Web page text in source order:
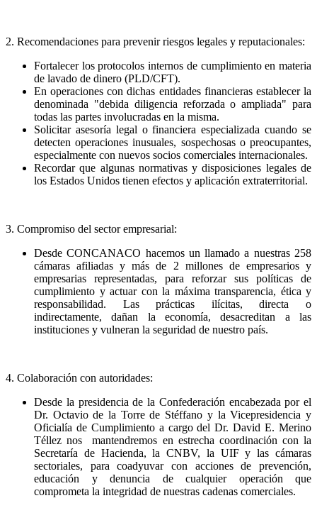
2. Recomendaciones para prevenir riesgos legales y reputacionales:
Fortalecer los protocolos internos de cumplimiento en materia
de lavado de dinero (PLD/CFT).
En operaciones con dichas entidades financieras establecer la
denominada "debida diligencia reforzada o ampliada" para
todas las partes involucradas en la misma.
Solicitar asesoría legal o financiera especializada cuando se
detecten operaciones inusuales, sospechosas o preocupantes,
especialmente con nuevos socios comerciales internacionales.
Recordar que algunas normativas y disposiciones legales de
los Estados Unidos tienen efectos y aplicación extraterritorial.
3. Compromiso del sector empresarial:
Desde CONCANACO hacemos un llamado a nuestras 258
cámaras afiliadas y más de 2 millones de empresarios y
empresarias representadas, para reforzar sus políticas de
cumplimiento y actuar con la máxima transparencia, ética y
responsabilidad. Las prácticas ilícitas, directa o
indirectamente, dañan la economía, desacreditan a las
instituciones y vulneran la seguridad de nuestro país.
4. Colaboración con autoridades:
Desde la presidencia de la Confederación encabezada por el
Dr. Octavio de la Torre de Stéffano y la Vicepresidencia y
Oficialía de Cumplimiento a cargo del Dr. David E. Merino
Téllez nos mantendremos en estrecha coordinación con la
Secretaría de Hacienda, la CNBV, la UIF y las cámaras
sectoriales, para coadyuvar con acciones de prevención,
educación y denuncia de cualquier operación que
comprometa la integridad de nuestras cadenas comerciales.